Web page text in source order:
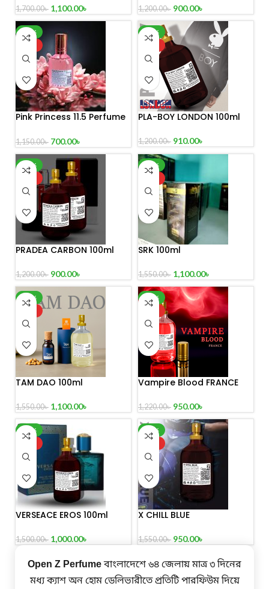
1,700.00৳ 1,100.00৳ 1,200.00৳ 900.00৳
-39%
Pink Princess 11.5 Perfume
1,150.00৳ 700.00৳
-24%
PLA-BOY LONDON 100ml
1,200.00৳ 910.00৳
-25%
PRADEA CARBON 100ml
1,200.00৳ 900.00৳
-29%
SRK 100ml
1,550.00৳ 1,100.00৳
-29%
TAM DAO 100ml
1,550.00৳ 1,100.00৳
-22%
Vampire Blood FRANCE
1,220.00৳ 950.00৳
-33%
VERSEACE EROS 100ml
1,500.00৳ 1,000.00৳
-39%
X CHILL BLUE
1,550.00৳ 950.00৳
Open Z Perfumeবাংলাদেশে ৬৪ জেলায় মাত্র ৩ দিনের
মধ্য ক্যাশ অন হোম ডেলিভারীতে প্রতিটি পারফিউম দিয়ে